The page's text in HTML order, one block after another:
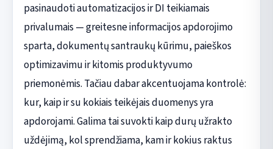
pasinaudoti automatizacijos ir DI teikiamais
privalumais — greitesne informacijos apdorojimo
sparta, dokumentų santraukų kūrimu, paieškos
optimizavimu ir kitomis produktyvumo
priemonėmis. Tačiau dabar akcentuojama kontrolė:
kur, kaip ir su kokiais teikėjais duomenys yra
apdorojami. Galima tai suvokti kaip durų užrakto
uždėjimą, kol sprendžiama, kam ir kokius raktus